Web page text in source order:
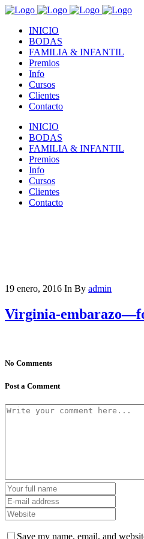
INICIO
BODAS
FAMILIA & INFANTIL
Premios
Info
Cursos
Clientes
Contacto
INICIO
BODAS
FAMILIA & INFANTIL
Premios
Info
Cursos
Clientes
Contacto
19 enero, 2016 In By admin
Virginia-
No Comments
Post a Comment
Save my name, email, and